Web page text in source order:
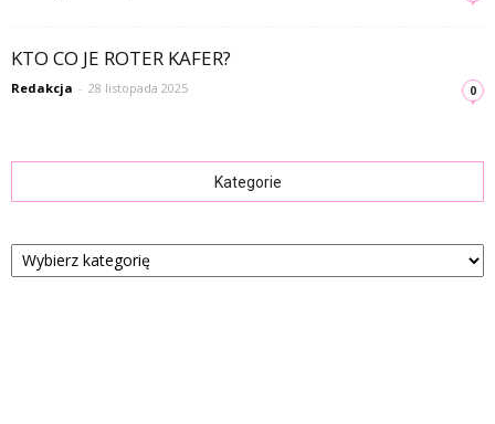
KTO CO JE ROTER KAFER?
Redakcja - 28 listopada 2025 0
Kategorie
Kategorie